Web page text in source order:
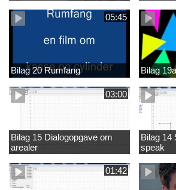
05:45
Bilag 20 Rumfang Bilag
03:00
Bilag 15 Dialogopgave om
arealer
Bilag 14
speak
01:42